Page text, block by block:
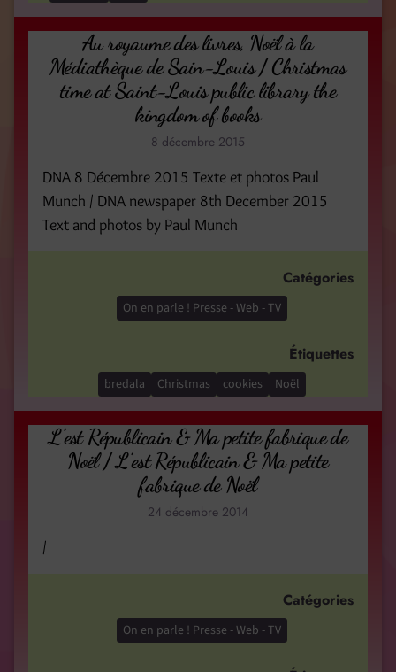
Au royaume des livres, Noël à la
Médiathèque de Sain-Louis / Christmas
time at Saint-Louis public library the
kingdom of books
8 décembre 2015
DNA 8 Décembre 2015 Texte et photos Paul
Munch / DNA newspaper 8th December 2015
Text and photos by Paul Munch
Catégories
On en parle ! Presse - Web - TV
Étiquettes
bredala Christmas cookies Noël
L’est Républicain & Ma petite fabrique de
Noël / L’est Républicain & Ma petite
fabrique de Noël
24 décembre 2014
/
Catégories
On en parle ! Presse - Web - TV